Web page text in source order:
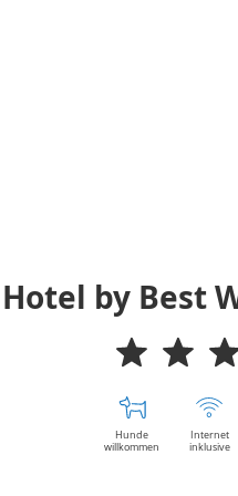
by Best
Hunde
willkommen
Internet
inklusive